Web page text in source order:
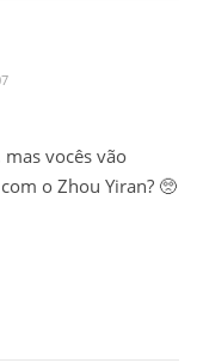
vocês vão
o Zhou Yiran? 🥺